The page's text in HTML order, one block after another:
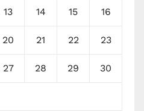
13 14 15 16
20 21 22 23
27 28 29 30